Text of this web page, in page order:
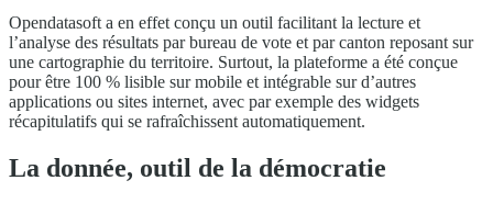
Opendatasoft a en effet conçu un outil facilitant la lecture et
l’analyse des résultats par bureau de vote et par canton reposant sur
une cartographie du territoire. Surtout, la plateforme a été conçue
pour être 100 % lisible sur mobile et intégrable sur d’autres
applications ou sites internet, avec par exemple des widgets
récapitulatifs qui se rafraîchissent automatiquement.
La donnée, outil de la démocratie